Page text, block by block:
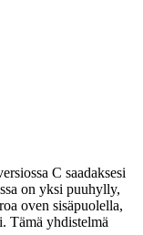
C saadaksesi
on yksi puuhylly,
oven sisäpuolella,
Tämä yhdistelmä